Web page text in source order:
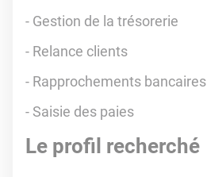
- Gestion de la trésorerie
- Relance clients
- Rapprochements bancaires
- Saisie des paies
Le profil recherché